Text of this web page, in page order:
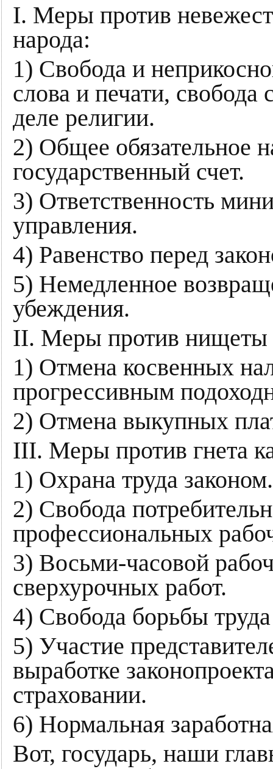
I. Меры против
народа:
1) Свобода и
слова и печати, свобода
деле религии.
2) Общее обязательное
государственный счет.
3) Ответственность
управления.
4) Равенство перед
5) Немедленное
убеждения.
II. Меры против нищеты
1) Отмена косвенных
прогрессивным
2) Отмена выкупных
III. Меры против гнета
1) Охрана труда законом.
2) Свобода
профессиональных
3) Восьми-часовой
сверхурочных работ.
4) Свобода борьбы
5) Участие
выработке
страховании.
6) Нормальная
Вот, государь, наши